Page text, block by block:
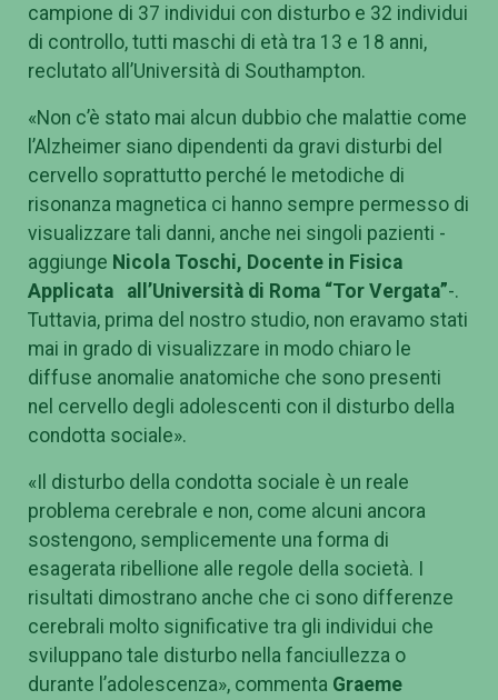
campione di 37 individui con disturbo e 32 individui
di controllo, tutti maschi di età tra 13 e 18 anni,
reclutato all’Università di Southampton.
«Non c’è stato mai alcun dubbio che malattie come
l’Alzheimer siano dipendenti da gravi disturbi del
cervello soprattutto perché le metodiche di
risonanza magnetica ci hanno sempre permesso di
visualizzare tali danni, anche nei singoli pazienti -
aggiunge Nicola Toschi, Docente in Fisica
Applicata all’Università di Roma “Tor Vergata”-.
Tuttavia, prima del nostro studio, non eravamo stati
mai in grado di visualizzare in modo chiaro le
diffuse anomalie anatomiche che sono presenti
nel cervello degli adolescenti con il disturbo della
condotta sociale».
«Il disturbo della condotta sociale è un reale
problema cerebrale e non, come alcuni ancora
sostengono, semplicemente una forma di
esagerata ribellione alle regole della società. I
risultati dimostrano anche che ci sono differenze
cerebrali molto significative tra gli individui che
sviluppano tale disturbo nella fanciullezza o
durante l’adolescenza», commenta Graeme